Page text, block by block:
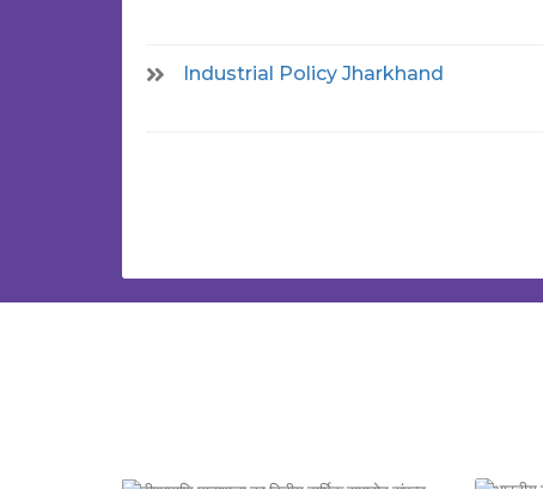
Industrial Policy Jharkhand